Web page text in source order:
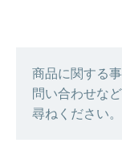
商品に関する
問い合わせな
尋ねください。